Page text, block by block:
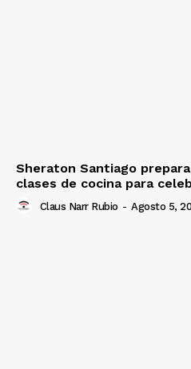
Sheraton Santiago
clases de cocina para
Claus Narr Rubio - Agosto 5,